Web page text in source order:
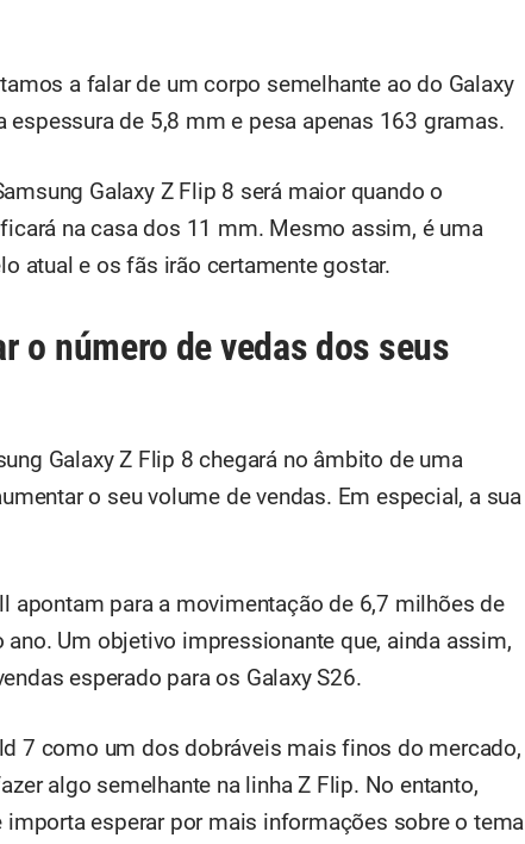
a falar de um corpo semelhante ao do Galaxy
de 5,8 mm e pesa apenas 163 gramas.
Galaxy Z Flip 8 será maior quando o
na casa dos 11 mm. Mesmo assim, é uma
atual e os fãs irão certamente gostar.
o número de vedas dos seus
Galaxy Z Flip 8 chegará no âmbito de uma
o seu volume de vendas. Em especial, a sua
apontam para a movimentação de 6,7 milhões de
Um objetivo impressionante que, ainda assim,
esperado para os Galaxy S26.
7 como um dos dobráveis mais finos do mercado,
algo semelhante na linha Z Flip. No entanto,
esperar por mais informações sobre o tema